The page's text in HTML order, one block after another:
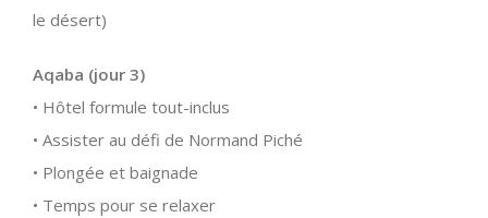
le désert)
Aqaba (jour 3)
• Hôtel formule tout-inclus
• Assister au défi de Normand Piché
• Plongée et baignade
• Temps pour se relaxer